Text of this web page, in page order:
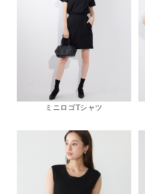
ミニロゴTシャツ